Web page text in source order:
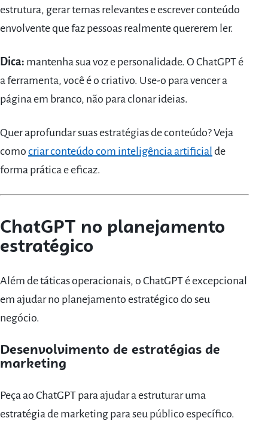
estrutura, gerar temas relevantes e escrever conteúdo
envolvente que faz pessoas realmente quererem ler.
Dica: mantenha sua voz e personalidade. O ChatGPT é
a ferramenta, você é o criativo. Use-o para vencer a
página em branco, não para clonar ideias.
Quer aprofundar suas estratégias de conteúdo? Veja
como criar conteúdo com inteligência artificial de
forma prática e eficaz.
ChatGPT no planejamento
estratégico
Além de táticas operacionais, o ChatGPT é excepcional
em ajudar no planejamento estratégico do seu
negócio.
Desenvolvimento de estratégias de
marketing
Peça ao ChatGPT para ajudar a estruturar uma
estratégia de marketing para seu público específico.